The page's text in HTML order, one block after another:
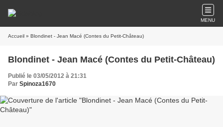
MENU
Accueil » Blondinet - Jean Macé (Contes du Petit-Château)
Blondinet - Jean Macé (Contes du Petit-Château)
Publié le 03/05/2012 à 21:31
Par Spinoza1670